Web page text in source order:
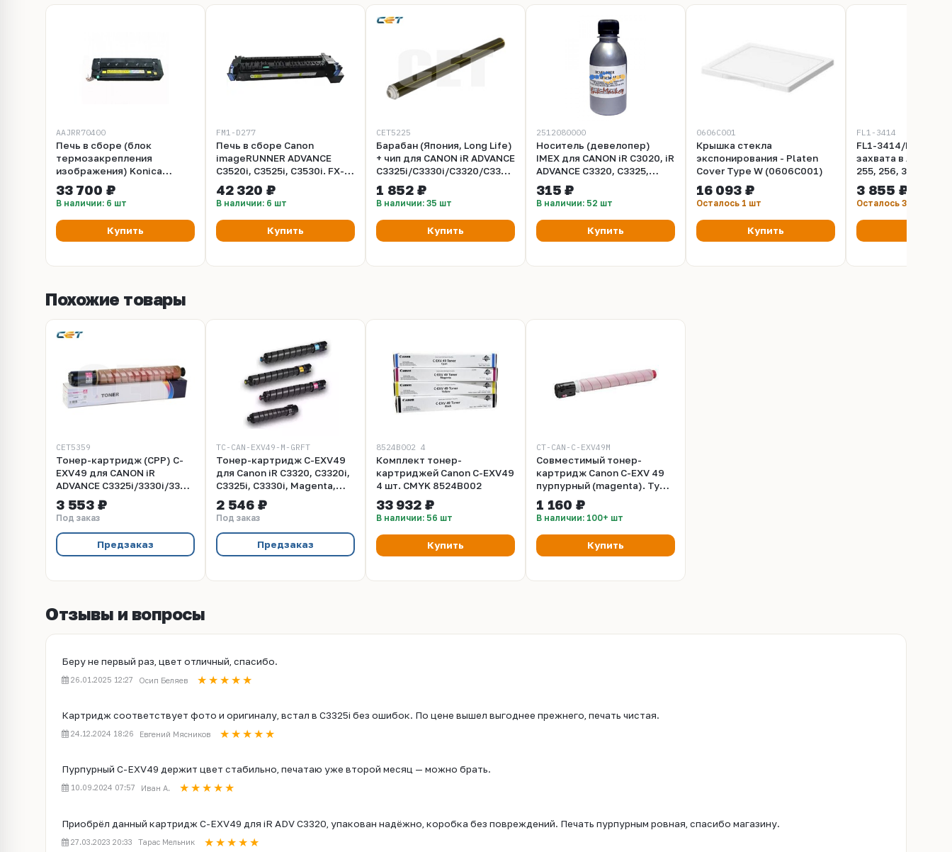
AAJRR70400
Печь в сборе (блок
термозакрепления
изображения) Konica
Minolta для bizhub C3300i,
C4000i, C3320i, C3350i,
C4050i (AAJRR70400 /
AAJRR70411 / AAJRR70422 /
ACT9R70200)
33 700 ₽
В наличии: 6 шт
Купить
FM1-D277
Печь в сборе Canon
imageRUNNER ADVANCE
C3520i, C3525i, C3530i. FX-
202 (FM1-D277)
42 320 ₽
В наличии: 6 шт
Купить
CET5225
Барабан (Япония, Long Life)
+ чип для CANON iR ADVANCE
C3325i/C3330i/C3320/C3320L/C3320i
(CET), 110000 стр., CET5225
1 852 ₽
В наличии: 35 шт
Купить
2512080000
Носитель (девелопер)
IMEX для CANON iR С3020, iR
ADVANCE С3320, C3325,
C5030, C5040 - 29 грамм
315 ₽
В наличии: 52 шт
Купить
0606C001
Крышка стекла
экспонирования - Platen
Cover Type W (0606C001)
16 093 ₽
Осталось 1 шт
Купить
FL1-3414
FL1-3414/FL0-
захвата в ADF
255, 256, 355, 356,
3330
3 855 ₽
Осталось 3 шт
Похожие товары
CET5359
Тонер-картридж (CPP) C-
EXV49 для CANON iR
ADVANCE C3325i/3330i/3320
(CET) Magenta, 463г, 19000
стр., CET5359
3 553 ₽
Под заказ
Предзаказ
TC-CAN-EXV49-M-GRFT
Тонер-картридж C-EXV49
для Canon iR C3320, C3320i,
C3325i, C3330i, Magenta,
400гр, Grafit
2 546 ₽
Под заказ
Предзаказ
8524B002_4
Комплект тонер-
картриджей Canon C-EXV49
4 шт. CMYK 8524B002
33 932 ₽
В наличии: 56 шт
Купить
CT-CAN-C-EXV49M
Совместимый тонер-
картридж Canon C-EXV 49
пурпурный (magenta). Туба
463 гр
1 160 ₽
В наличии: 100+ шт
Купить
Отзывы и вопросы
Беру не первый раз, цвет отличный, спасибо.
26.01.2025 12:27 Осип Беляев
Картридж соответствует фото и оригиналу, встал в C3325i без ошибок. По цене вышел выгоднее прежнего, печать чистая.
24.12.2024 18:26 Евгений Мясников
Пурпурный C-EXV49 держит цвет стабильно, печатаю уже второй месяц — можно брать.
10.09.2024 07:57 Иван А.
Приобрёл данный картридж C-EXV49 для iR ADV C3320, упакован надёжно, коробка без повреждений. Печать пурпурным ровная, спасибо магазину.
27.03.2023 20:33 Тарас Мельник